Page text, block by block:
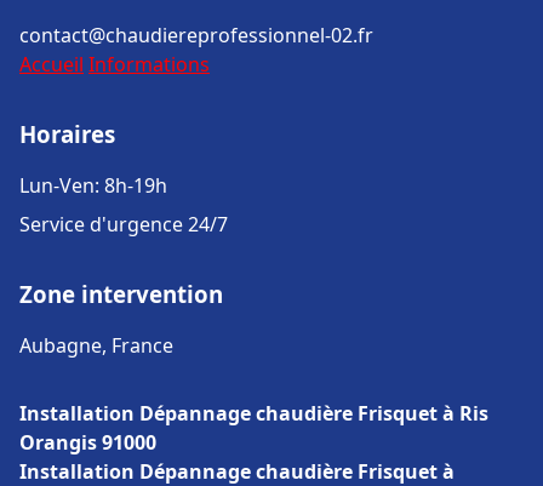
contact@chaudiereprofessionnel-02.fr
Accueil Informations
Horaires
Lun-Ven: 8h-19h
Service d'urgence 24/7
Zone intervention
Aubagne, France
Installation Dépannage chaudière Frisquet à Ris
Orangis 91000
Installation Dépannage chaudière Frisquet à